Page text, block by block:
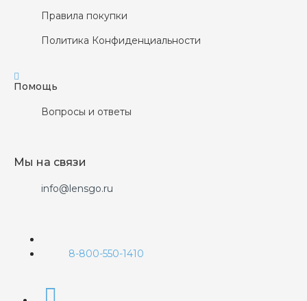
Правила покупки
Политика Конфиденциальности
Помощь
Вопросы и ответы
Мы на связи
info@lensgo.ru
8-800-550-1410